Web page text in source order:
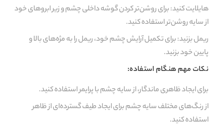
هایلایت کنید: برای روشن‌تر کردن گوشه داخلی چشم و زیر ابروهای خود
از سایه روشن‌تر استفاده کنید.
ریمل بزنید: برای تکمیل آرایش چشم خود، ریمل را به مژه‌های بالا و
پایین خود بزنید.
نکات مهم هنگام استفاده:
برای ایجاد ظاهری ماندگار، از سایه چشم با پرایمر استفاده کنید.
از رنگ‌های مختلف سایه چشم برای ایجاد طیف گسترده‌ای از ظاهر
استفاده کنید.